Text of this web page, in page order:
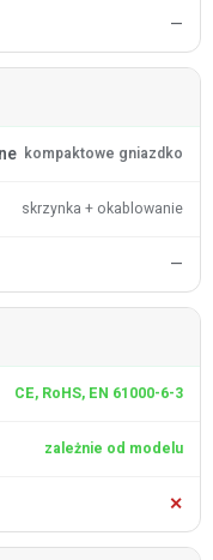
—
kompaktowe gniazdko
skrzynka + okablowanie
—
CE, RoHS, EN 61000-6-3
zależnie od modelu
✕